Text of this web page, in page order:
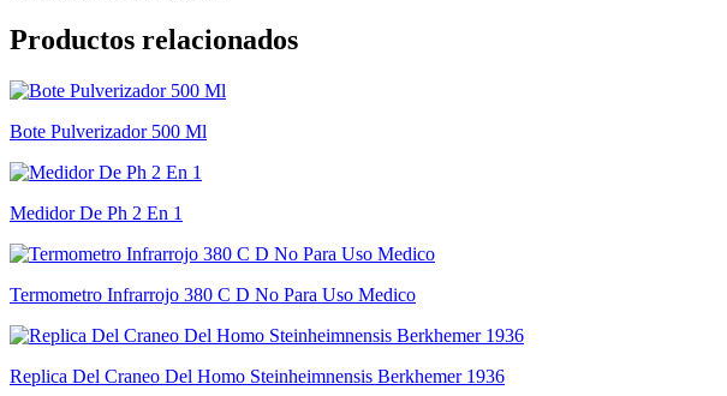
Productos relacionados
Bote Pulverizador 500 Ml
Medidor De Ph 2 En 1
Termometro Infrarrojo 380 C D No Para Uso Medico
Replica Del Craneo Del Homo Steinheimnensis Berkhemer 1936